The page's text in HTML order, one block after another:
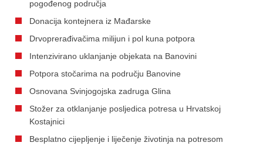
pogođenog područja
Donacija kontejnera iz Mađarske
Drvoprerađivačima milijun i pol kuna potpora
Intenzivirano uklanjanje objekata na Banovini
Potpora stočarima na području Banovine
Osnovana Svinjogojska zadruga Glina
Stožer za otklanjanje posljedica potresa u Hrvatskoj
Kostajnici
Besplatno cijepljenje i liječenje životinja na potresom